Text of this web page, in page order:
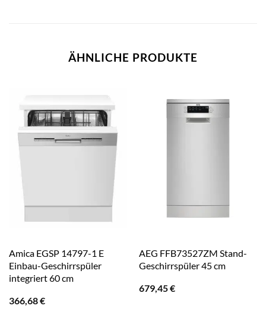
ÄHNLICHE PRODUKTE
Amica EGSP 14797-1 E
Einbau-Geschirrspüler
integriert 60 cm
366,68€
AEG FFB73527ZM Stand-
Geschirrspüler 45 cm
679,45€